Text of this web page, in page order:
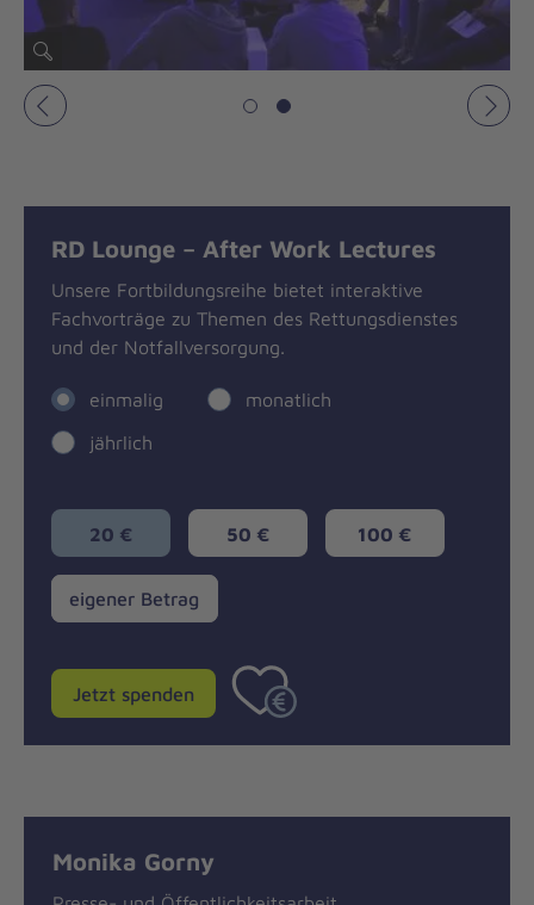
Vorheriges
RD Lounge – After Work Lectures
Unsere Fortbildungsreihe bietet interaktive
Fachvorträge zu Themen des Rettungsdienstes
und der Notfallversorgung.
einmalig
monatlich
jährlich
20 € 50 € 100 €
Betrag
eigener Betrag
Jetzt spenden
Monika Gorny